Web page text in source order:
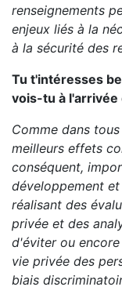
renseignements
enjeux liés à la
à la sécurité des
Tu t'intéresses
vois-tu à l'arrivée
Comme dans
meilleurs effets
conséquent,
développement
réalisant des
privée et des
d'éviter ou
vie privée des
biais